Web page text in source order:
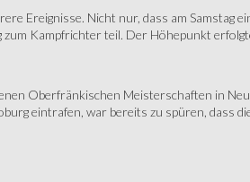
Ereignisse. Nicht nur, dass am Samstag
Kampfrichter teil. Der Höhepunkt
Oberfränkischen Meisterschaften in
eintrafen, war bereits zu spüren, dass